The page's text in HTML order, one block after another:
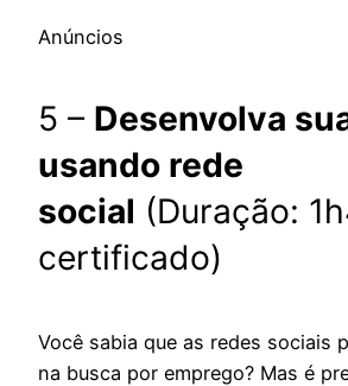
Anúncios
5 – Desenvolva
usando rede
social (Duração:
certificado)
Você sabia que as redes sociais
na busca por emprego? Mas é